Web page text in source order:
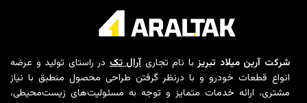
شرکت آرین میلاد تبریزبا نام تجاریآرال تکدر راستای تولید و عرضه
انواع قطعات خودرو و با درنظر گرفتن طراحی محصول منطبق با نیاز
مشتری، ارائه خدمات متمایز و توجه به مسئولیت‌های زیست‌محیطی،